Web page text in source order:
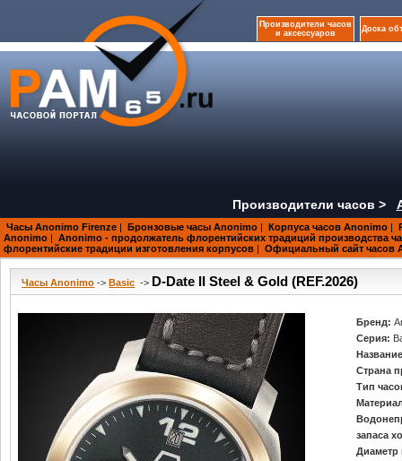
Производители часов
и аксессуаров
Доска
Производители часов >
Часы Anonimo Firenze | Бронзовые часы Anonimo | Корпуса часов Anonimo |
Anonimo | Anonimo - продолжатель флорентийских традиций производства
флорентийские традиции изготовления корпусов | Официальный сайт часов
Часы Anonimo -> Basic -> D-Date II Steel & Gold (REF.2026)
Бренд:
Серия:
Страна
Тип
запаса
Диаметр